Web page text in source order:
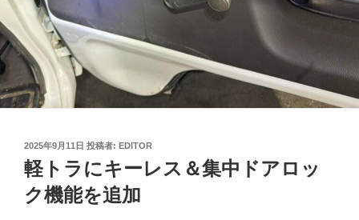
投
稿
日:
2025年9月11日 投稿者: EDITOR
軽トラにキーレス＆集中ドアロッ
ク機能を追加